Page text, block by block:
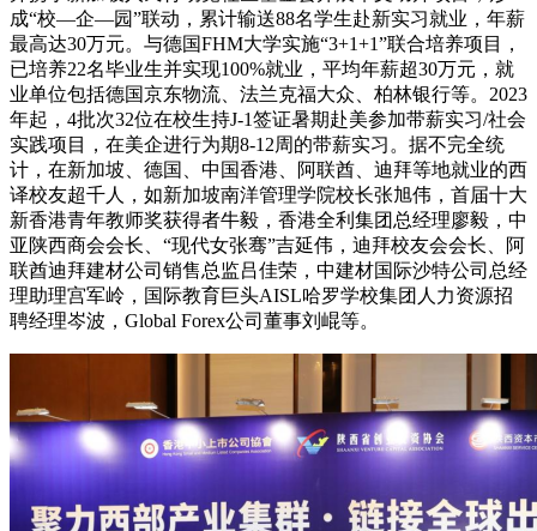
成“校—企—园”联动，累计输送88名学生赴新实习就业，年薪
最高达30万元。与德国FHM大学实施“3+1+1”联合培养项目，
已培养22名毕业生并实现100%就业，平均年薪超30万元，就
业单位包括德国京东物流、法兰克福大众、柏林银行等。2023
年起，4批次32位在校生持J-1签证暑期赴美参加带薪实习/社会
实践项目，在美企进行为期8-12周的带薪实习。据不完全统
计，在新加坡、德国、中国香港、阿联酋、迪拜等地就业的西
译校友超千人，如新加坡南洋管理学院校长张旭伟，首届十大
新香港青年教师奖获得者牛毅，香港全利集团总经理廖毅，中
亚陕西商会会长、“现代女张骞”吉延伟，迪拜校友会会长、阿
联酋迪拜建材公司销售总监吕佳荣，中建材国际沙特公司总经
理助理宫军岭，国际教育巨头AISL哈罗学校集团人力资源招
聘经理岑波，Global Forex公司董事刘崐等。